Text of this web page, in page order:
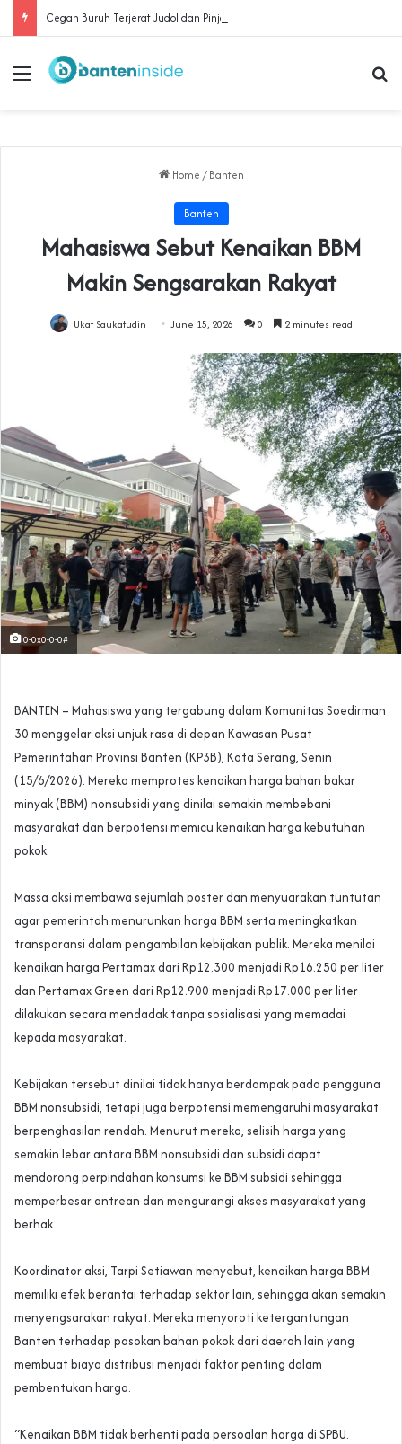
Menu
Home / Banten
Banten
‎Mahasiswa Sebut Kenaikan BBM
Makin Sengsarakan Rakyat‎
Ukat Saukatudin June 15, 2026 0 2 minutes read
0-0x0-0-0#
BANTEN – Mahasiswa yang tergabung dalam Komunitas Soedirman
30 menggelar aksi unjuk rasa di depan Kawasan Pusat
Pemerintahan Provinsi Banten (KP3B), Kota Serang, Senin
(15/6/2026). Mereka memprotes kenaikan harga bahan bakar
minyak (BBM) nonsubsidi yang dinilai semakin membebani
masyarakat dan berpotensi memicu kenaikan harga kebutuhan
pokok.
‎Massa aksi membawa sejumlah poster dan menyuarakan tuntutan
agar pemerintah menurunkan harga BBM serta meningkatkan
transparansi dalam pengambilan kebijakan publik. Mereka menilai
kenaikan harga Pertamax dari Rp12.300 menjadi Rp16.250 per liter
dan Pertamax Green dari Rp12.900 menjadi Rp17.000 per liter
dilakukan secara mendadak tanpa sosialisasi yang memadai
kepada masyarakat.
‎Kebijakan tersebut dinilai tidak hanya berdampak pada pengguna
BBM nonsubsidi, tetapi juga berpotensi memengaruhi masyarakat
berpenghasilan rendah. Menurut mereka, selisih harga yang
semakin lebar antara BBM nonsubsidi dan subsidi dapat
mendorong perpindahan konsumsi ke BBM subsidi sehingga
memperbesar antrean dan mengurangi akses masyarakat yang
berhak.
‎Koordinator aksi, Tarpi Setiawan menyebut, kenaikan harga BBM
memiliki efek berantai terhadap sektor lain, sehingga akan semakin
menyengsarakan rakyat. Mereka menyoroti ketergantungan
Banten terhadap pasokan bahan pokok dari daerah lain yang
membuat biaya distribusi menjadi faktor penting dalam
pembentukan harga.
‎“Kenaikan BBM tidak berhenti pada persoalan harga di SPBU.